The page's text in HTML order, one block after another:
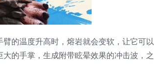
的温度升高时，熔岩就会变软，让它可以
的手掌，生成附带眩晕效果的冲击波，之